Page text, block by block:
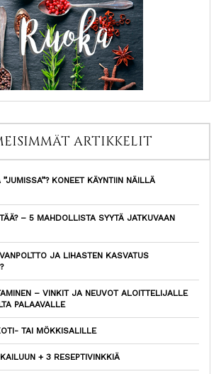
ARTIKKELIT
”JUMISSA”? KONEET KÄYNTIIN NÄILLÄ
– 5 MAHDOLLISTA SYYTÄ JATKUVAAN
JA LIHASTEN KASVATUS
– VINKIT JA NEUVOT ALOITTELIJALLE
PALAAVALLE
TAI MÖKKISALILLE
+ 3 RESEPTIVINKKIÄ